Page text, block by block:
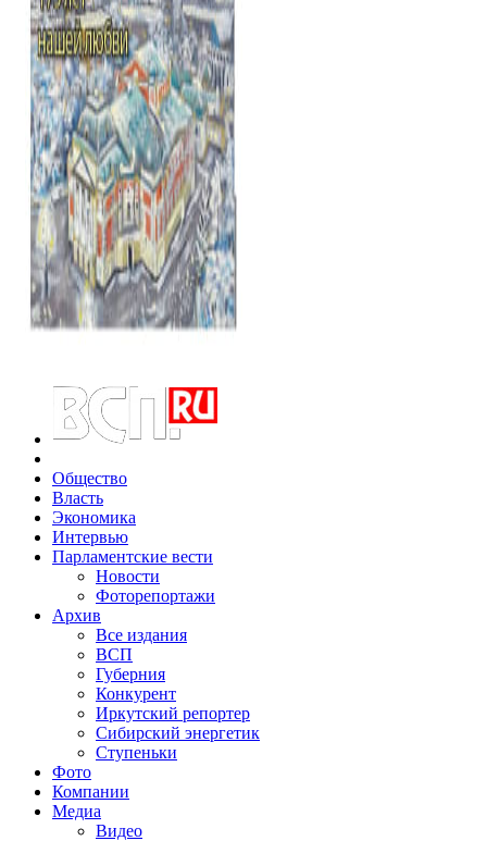
Общество
Власть
Экономика
Интервью
Парламентские вести
Новости
Фоторепортажи
Архив
Все издания
ВСП
Губерния
Конкурент
Иркутский репортер
Сибирский энергетик
Ступеньки
Фото
Компании
Медиа
Видео